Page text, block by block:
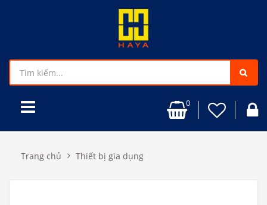
0
Trang chủ Thiết bị gia dụng